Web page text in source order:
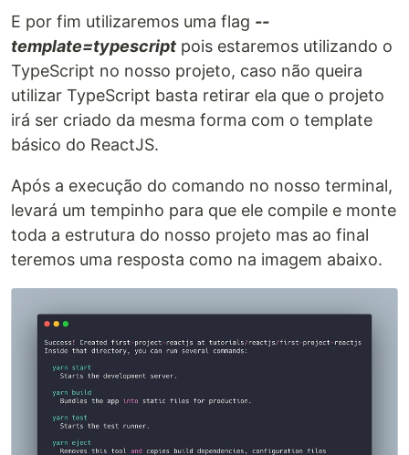
E por fim utilizaremos uma flag --
template=typescript pois estaremos utilizando o
TypeScript no nosso projeto, caso não queira
utilizar TypeScript basta retirar ela que o projeto
irá ser criado da mesma forma com o template
básico do ReactJS.
Após a execução do comando no nosso terminal,
levará um tempinho para que ele compile e monte
toda a estrutura do nosso projeto mas ao final
teremos uma resposta como na imagem abaixo.